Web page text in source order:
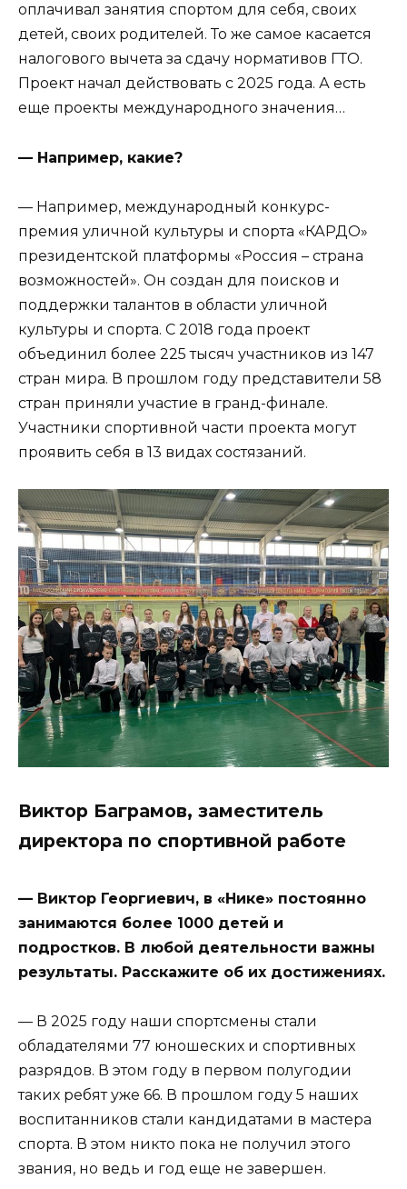
оплачивал занятия спортом для себя, своих
детей, своих родителей. То же самое касается
налогового вычета за сдачу нормативов ГТО.
Проект начал действовать с 2025 года. А есть
еще проекты международного значения…
— Например, какие?
— Например, международный конкурс-
премия уличной культуры и спорта «КАРДО»
президентской платформы «Россия – страна
возможностей». Он создан для поисков и
поддержки талантов в области уличной
культуры и спорта. С 2018 года проект
объединил более 225 тысяч участников из 147
стран мира. В прошлом году представители 58
стран приняли участие в гранд-финале.
Участники спортивной части проекта могут
проявить себя в 13 видах состязаний.
Виктор Баграмов, заместитель
директора по спортивной работе
— Виктор Георгиевич, в «Нике» постоянно
занимаются более 1000 детей и
подростков. В любой деятельности важны
результаты. Расскажите об их достижениях.
— В 2025 году наши спортсмены стали
обладателями 77 юношеских и спортивных
разрядов. В этом году в первом полугодии
таких ребят уже 66. В прошлом году 5 наших
воспитанников стали кандидатами в мастера
спорта. В этом никто пока не получил этого
звания, но ведь и год еще не завершен.